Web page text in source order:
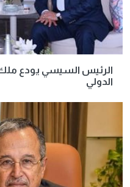
الرئيس السيسي يودع ملك
الدولي